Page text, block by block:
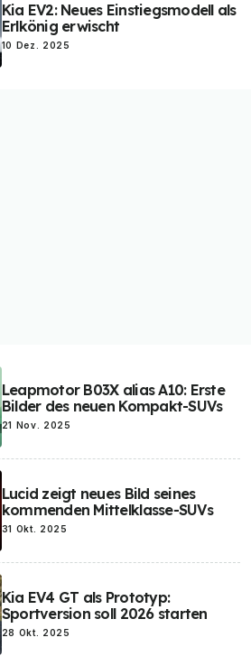
Kia EV2: Neues Einstiegsmodell als
Erlkönig erwischt
10 Dez. 2025
Leapmotor B03X alias A10: Erste
Bilder des neuen Kompakt-SUVs
21 Nov. 2025
Lucid zeigt neues Bild seines
kommenden Mittelklasse-SUVs
31 Okt. 2025
Kia EV4 GT als Prototyp:
Sportversion soll 2026 starten
28 Okt. 2025